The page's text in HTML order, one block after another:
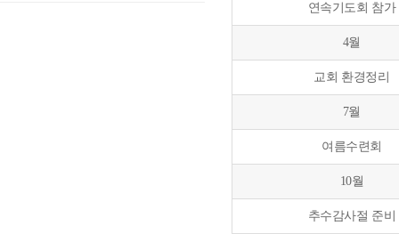
연속기도회 참가
4월
교회 환경정리
7월
여름수련회
10월
추수감사절 준비